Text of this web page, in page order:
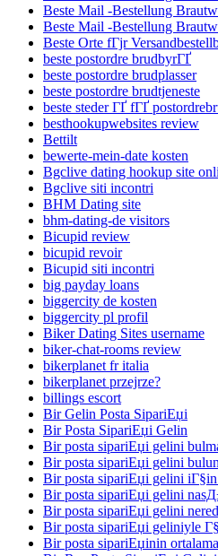
Beste Mail -Bestellung
Beste Mail -Bestellung
Beste Orte fГјr
beste postordre brudbyrГҐ
beste postordre brudplasser
beste postordre brudtjeneste
beste steder ГҐ fГҐ
besthookupwebsites review
Bettilt
bewerte-mein-date kosten
Bgclive dating hookup site
Bgclive siti incontri
BHM Dating site
bhm-dating-de visitors
Bicupid review
bicupid revoir
Bicupid siti incontri
big payday loans
biggercity de kosten
biggercity pl profil
Biker Dating Sites username
biker-chat-rooms review
bikerplanet fr italia
bikerplanet przejrze?
billings escort
Bir Gelin Posta SipariЕџi
Bir Posta SipariЕџi Gelin
Bir posta sipariЕџi gelini
Bir posta sipariЕџi gelini bulun
Bir posta sipariЕџi gelini
Bir posta sipariЕџi gelini
Bir posta sipariЕџi gelini
Bir posta sipariЕџi geliniyle
Bir posta sipariЕџinin